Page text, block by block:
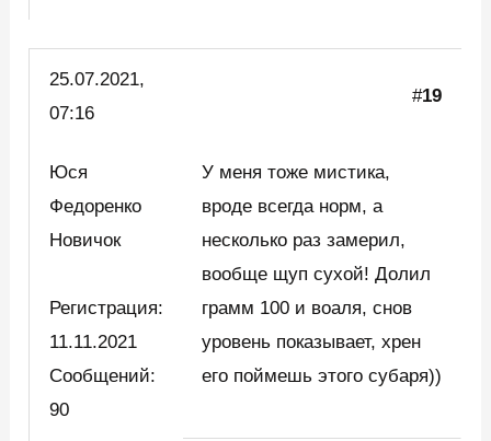
25.07.2021,
07:16
#19
Юся
Федоренко
Новичок
Регистрация:
11.11.2021
Сообщений:
90
У меня тоже мистика,
вроде всегда норм, а
несколько раз замерил,
вообще щуп сухой! Долил
грамм 100 и воаля, снов
уровень показывает, хрен
его поймешь этого субаря))